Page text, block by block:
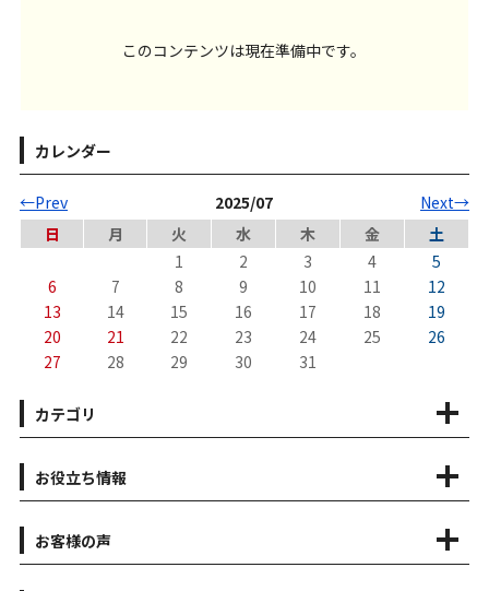
このコンテンツは現在準備中です。
カレンダー
←Prev 2025/07
Next→
日
月 火 水 木 金
土
1
2 3 4
5
6
7 8 9 10 11
12
13
14 15 16 17 18
19
20
21 22 23 24 25
26
27
28 29 30 31
カテゴリ
お役立ち情報
お客様の声